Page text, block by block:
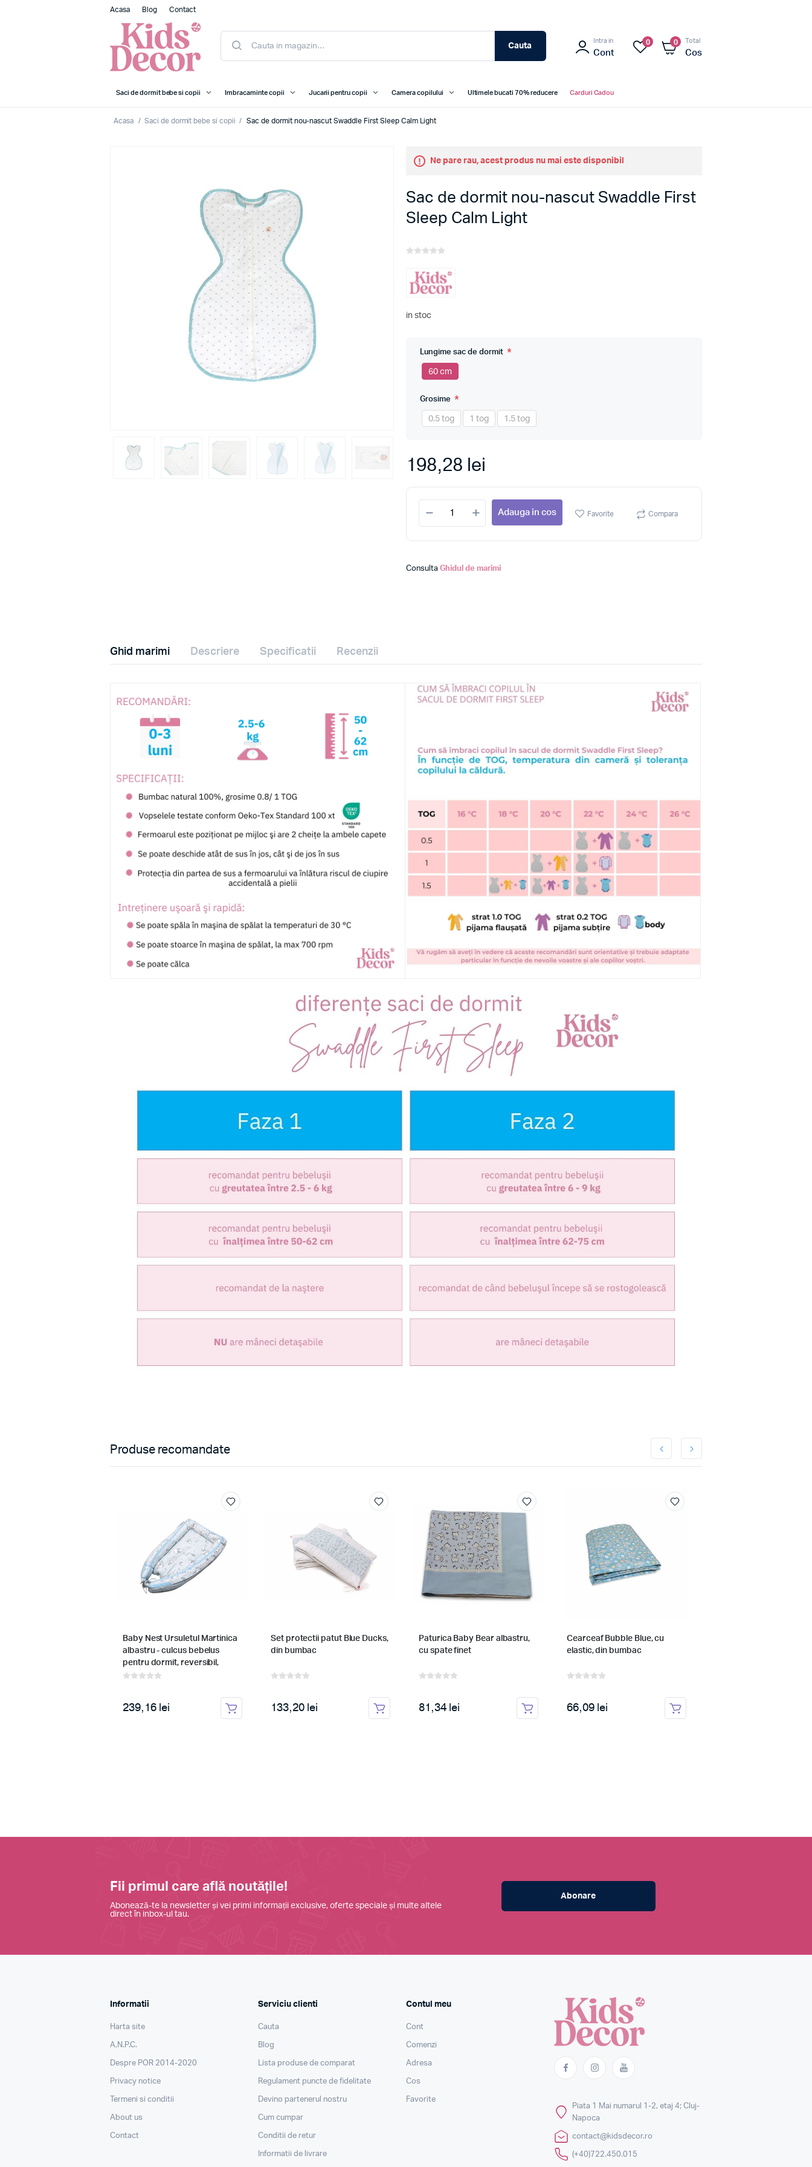
Acasa Blog Contact
Cauta
Intra in
Cont
0 Total
Cos
0
Saci de dormit bebe si copii Imbracaminte copii Jucarii pentru copii Camera copilului Ultimele bucati 70% reducere Carduri Cadou
Acasa / Saci de dormit bebe si copii / Sac de dormit nou-nascut Swaddle First Sleep Calm Light
Ne pare rau, acest produs nu mai este disponibil
Sac de dormit nou-nascut Swaddle First
Sleep Calm Light
in stoc
Lungime sac de dormit *
60 cm
Grosime *
0.5 tog 1 tog 1.5 tog
198,28 lei
Adauga in cos Favorite Compara
Consulta Ghidul de marimi
Ghid marimi Descriere Specificatii Recenzii
Produse recomandate
Baby Nest Ursuletul Martinica
albastru - culcus bebelus
pentru dormit, reversibil,
multifunctional 100 x 60 cm
239,16 lei
Set protectii patut Blue Ducks,
din bumbac
133,20 lei
Paturica Baby Bear albastru,
cu spate finet
81,34 lei
Cearceaf Bubble Blue, cu
elastic, din bumbac
66,09 lei
Fii primul care află noutățile!
Abonează-te la newsletter și vei primi informații exclusive, oferte speciale și multe altele
direct în inbox-ul tau.
Abonare
Informatii
Harta site
A.N.P.C.
Despre POR 2014-2020
Privacy notice
Termeni si conditii
About us
Contact
Serviciu clienti
Cauta
Blog
Lista produse de comparat
Regulament puncte de fidelitate
Devino partenerul nostru
Cum cumpar
Conditii de retur
Informatii de livrare
Contul meu
Cont
Comenzi
Adresa
Cos
Favorite
Piata 1 Mai numarul 1-2, etaj 4; Cluj-
Napoca
contact@kidsdecor.ro
(+40)722.450.015